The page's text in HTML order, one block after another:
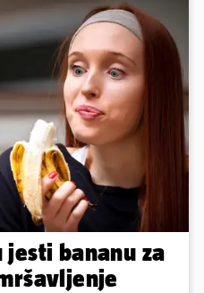
jesti bananu za